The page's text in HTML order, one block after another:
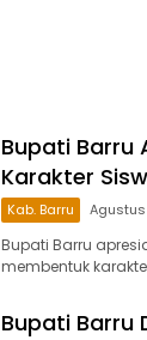
Bupati Barru
Karakter
Kab. Barru
Bupati Barru
membentuk
Bupati Barru